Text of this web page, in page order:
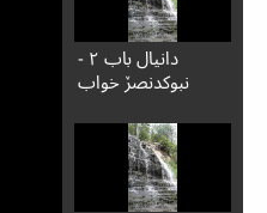
دانیال باب ۲ -
نبوکدنصرٚ خواب